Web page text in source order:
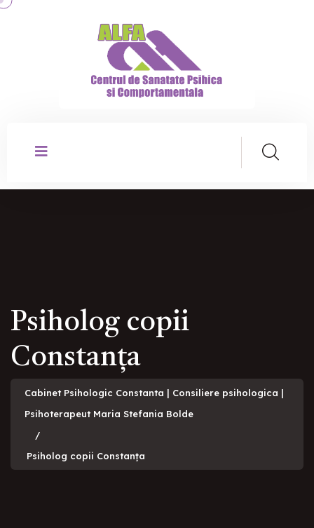
Psiholog copii
Constanța
Cabinet Psihologic Constanta | Consiliere psihologica |
Psihoterapeut Maria Stefania Bolde
Psiholog copii Constanța